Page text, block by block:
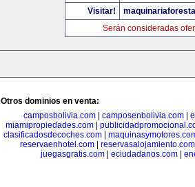
Visitar!
Serán consideradas
Otros dominios en venta:
camposbolivia.com| camposenbolivia.com|
miamipropiedades.com
clasificadosdecoches.com
reservaenhotel.com| reservasalojamiento.com
juegasgratis.com
eciudadanos.com